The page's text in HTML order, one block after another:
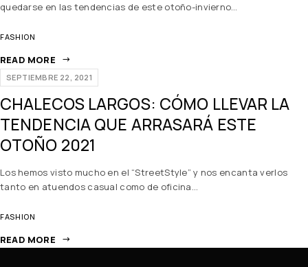
quedarse en las tendencias de este otoño-invierno…
FASHION
READ MORE
SEPTIEMBRE 22, 2021
CHALECOS LARGOS: CÓMO LLEVAR LA
TENDENCIA QUE ARRASARÁ ESTE
OTOÑO 2021
Los hemos visto mucho en el “StreetStyle” y nos encanta verlos
tanto en atuendos casual como de oficina…
FASHION
READ MORE